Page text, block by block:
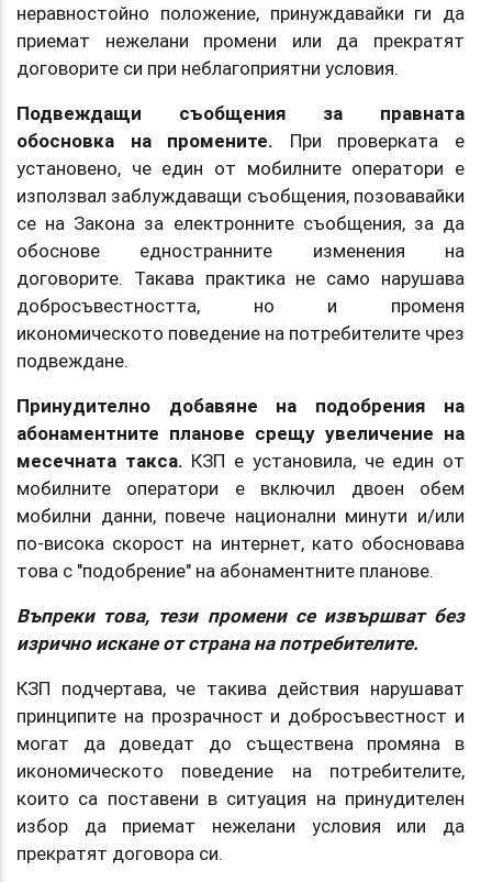
неравностойно положение, принуждавайки ги да
приемат нежелани промени или да прекратят
договорите си при неблагоприятни условия.
Подвеждащи съобщения за правната
обосновка на промените. При проверката е
установено, че един от мобилните оператори е
използвал заблуждаващи съобщения, позовавайки
се на Закона за електронните съобщения, за да
обоснове едностранните изменения на
договорите. Такава практика не само нарушава
добросъвестността, но и променя
икономическото поведение на потребителите чрез
подвеждане.
Принудително добавяне на подобрения на
абонаментните планове срещу увеличение на
месечната такса. КЗП е установила, че един от
мобилните оператори е включил двоен обем
мобилни данни, повече национални минути и/или
по-висока скорост на интернет, като обосновава
това с "подобрение" на абонаментните планове.
Въпреки това, тези промени се извършват без
изрично искане от страна на потребителите.
КЗП подчертава, че такива действия нарушават
принципите на прозрачност и добросъвестност и
могат да доведат до съществена промяна в
икономическото поведение на потребителите,
които са поставени в ситуация на принудителен
избор да приемат нежелани условия или да
прекратят договора си.